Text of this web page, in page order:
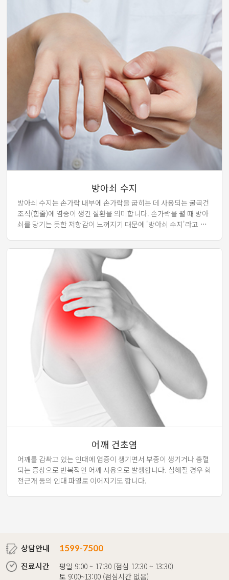
방아쇠 수지
방아쇠 수지는 손가락 내부에 손가락을 굽히는 데 사용되는 굴곡건
조직(힘줄)에 염증이 생긴 질환을 의미합니다. 손가락을 펼 때 방아
쇠를 당기는 듯한 저항감이 느껴지기 때문에 '방아쇠 수지'라고 불
어깨 건초염
어깨를 감싸고 있는 인대에 염증이 생기면서 부종이 생기거나 충혈
되는 증상으로 반복적인 어깨 사용으로 발생합니다. 심해질 경우 회
전근개 등의 인대 파열로 이어지기도 합니다.
상담안내
1599-7500
진료시간
평일 9:00 ~ 17:30 (점심 12:30 ~ 13:30)
토 9:00~13:00 (점심시간 없음)